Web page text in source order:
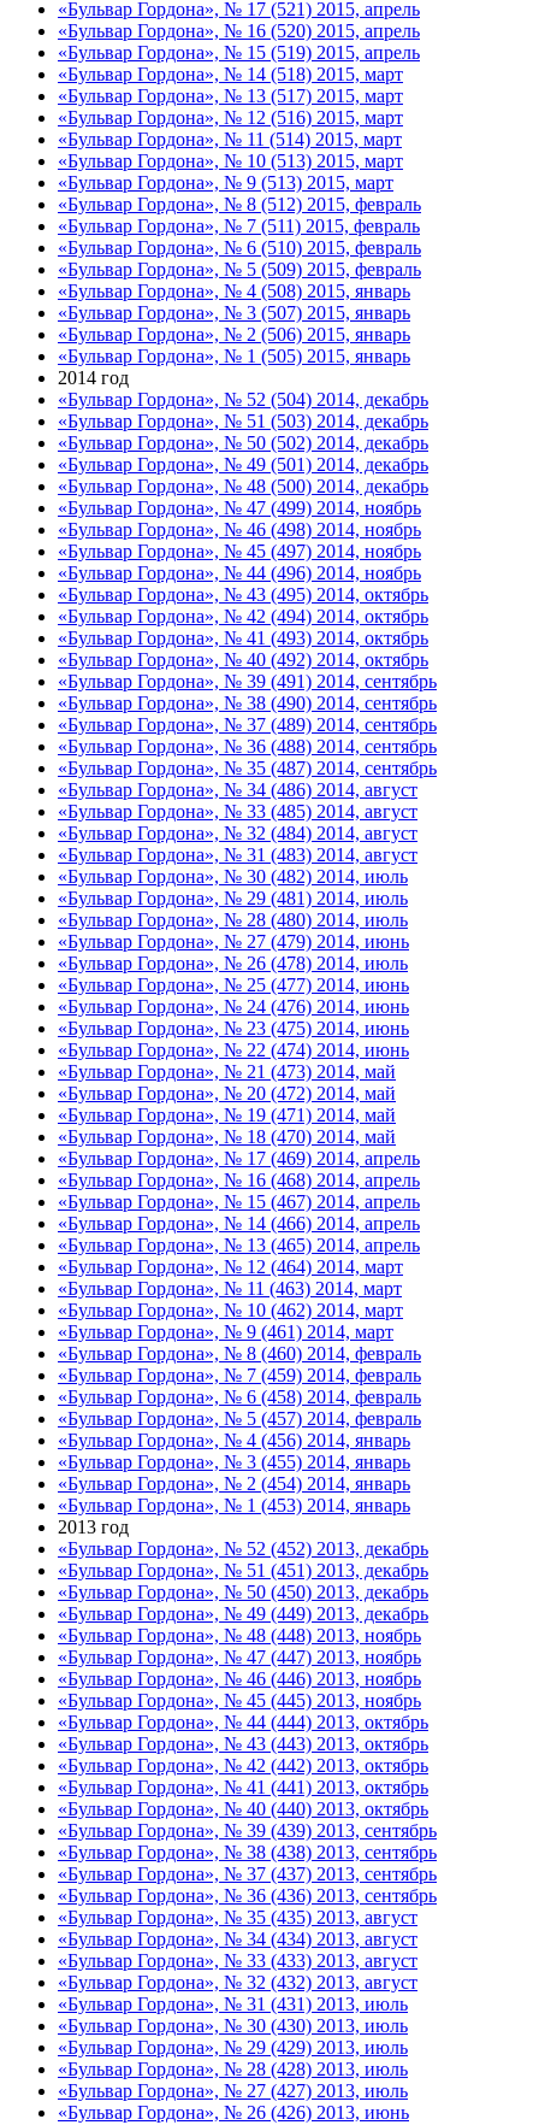
«Бульвар Гордона», № 17 (521) 2015, апрель
«Бульвар Гордона», № 16 (520) 2015, апрель
«Бульвар Гордона», № 15 (519) 2015, апрель
«Бульвар Гордона», № 14 (518) 2015, март
«Бульвар Гордона», № 13 (517) 2015, март
«Бульвар Гордона», № 12 (516) 2015, март
«Бульвар Гордона», № 11 (514) 2015, март
«Бульвар Гордона», № 10 (513) 2015, март
«Бульвар Гордона», № 9 (513) 2015, март
«Бульвар Гордона», № 8 (512) 2015, февраль
«Бульвар Гордона», № 7 (511) 2015, февраль
«Бульвар Гордона», № 6 (510) 2015, февраль
«Бульвар Гордона», № 5 (509) 2015, февраль
«Бульвар Гордона», № 4 (508) 2015, январь
«Бульвар Гордона», № 3 (507) 2015, январь
«Бульвар Гордона», № 2 (506) 2015, январь
«Бульвар Гордона», № 1 (505) 2015, январь
2014 год
«Бульвар Гордона», № 52 (504) 2014, декабрь
«Бульвар Гордона», № 51 (503) 2014, декабрь
«Бульвар Гордона», № 50 (502) 2014, декабрь
«Бульвар Гордона», № 49 (501) 2014, декабрь
«Бульвар Гордона», № 48 (500) 2014, декабрь
«Бульвар Гордона», № 47 (499) 2014, ноябрь
«Бульвар Гордона», № 46 (498) 2014, ноябрь
«Бульвар Гордона», № 45 (497) 2014, ноябрь
«Бульвар Гордона», № 44 (496) 2014, ноябрь
«Бульвар Гордона», № 43 (495) 2014, октябрь
«Бульвар Гордона», № 42 (494) 2014, октябрь
«Бульвар Гордона», № 41 (493) 2014, октябрь
«Бульвар Гордона», № 40 (492) 2014, октябрь
«Бульвар Гордона», № 39 (491) 2014, сентябрь
«Бульвар Гордона», № 38 (490) 2014, сентябрь
«Бульвар Гордона», № 37 (489) 2014, сентябрь
«Бульвар Гордона», № 36 (488) 2014, сентябрь
«Бульвар Гордона», № 35 (487) 2014, сентябрь
«Бульвар Гордона», № 34 (486) 2014, август
«Бульвар Гордона», № 33 (485) 2014, август
«Бульвар Гордона», № 32 (484) 2014, август
«Бульвар Гордона», № 31 (483) 2014, август
«Бульвар Гордона», № 30 (482) 2014, июль
«Бульвар Гордона», № 29 (481) 2014, июль
«Бульвар Гордона», № 28 (480) 2014, июль
«Бульвар Гордона», № 27 (479) 2014, июнь
«Бульвар Гордона», № 26 (478) 2014, июль
«Бульвар Гордона», № 25 (477) 2014, июнь
«Бульвар Гордона», № 24 (476) 2014, июнь
«Бульвар Гордона», № 23 (475) 2014, июнь
«Бульвар Гордона», № 22 (474) 2014, июнь
«Бульвар Гордона», № 21 (473) 2014, май
«Бульвар Гордона», № 20 (472) 2014, май
«Бульвар Гордона», № 19 (471) 2014, май
«Бульвар Гордона», № 18 (470) 2014, май
«Бульвар Гордона», № 17 (469) 2014, апрель
«Бульвар Гордона», № 16 (468) 2014, апрель
«Бульвар Гордона», № 15 (467) 2014, апрель
«Бульвар Гордона», № 14 (466) 2014, апрель
«Бульвар Гордона», № 13 (465) 2014, апрель
«Бульвар Гордона», № 12 (464) 2014, март
«Бульвар Гордона», № 11 (463) 2014, март
«Бульвар Гордона», № 10 (462) 2014, март
«Бульвар Гордона», № 9 (461) 2014, март
«Бульвар Гордона», № 8 (460) 2014, февраль
«Бульвар Гордона», № 7 (459) 2014, февраль
«Бульвар Гордона», № 6 (458) 2014, февраль
«Бульвар Гордона», № 5 (457) 2014, февраль
«Бульвар Гордона», № 4 (456) 2014, январь
«Бульвар Гордона», № 3 (455) 2014, январь
«Бульвар Гордона», № 2 (454) 2014, январь
«Бульвар Гордона», № 1 (453) 2014, январь
2013 год
«Бульвар Гордона», № 52 (452) 2013, декабрь
«Бульвар Гордона», № 51 (451) 2013, декабрь
«Бульвар Гордона», № 50 (450) 2013, декабрь
«Бульвар Гордона», № 49 (449) 2013, декабрь
«Бульвар Гордона», № 48 (448) 2013, ноябрь
«Бульвар Гордона», № 47 (447) 2013, ноябрь
«Бульвар Гордона», № 46 (446) 2013, ноябрь
«Бульвар Гордона», № 45 (445) 2013, ноябрь
«Бульвар Гордона», № 44 (444) 2013, октябрь
«Бульвар Гордона», № 43 (443) 2013, октябрь
«Бульвар Гордона», № 42 (442) 2013, октябрь
«Бульвар Гордона», № 41 (441) 2013, октябрь
«Бульвар Гордона», № 40 (440) 2013, октябрь
«Бульвар Гордона», № 39 (439) 2013, сентябрь
«Бульвар Гордона», № 38 (438) 2013, сентябрь
«Бульвар Гордона», № 37 (437) 2013, сентябрь
«Бульвар Гордона», № 36 (436) 2013, сентябрь
«Бульвар Гордона», № 35 (435) 2013, август
«Бульвар Гордона», № 34 (434) 2013, август
«Бульвар Гордона», № 33 (433) 2013, август
«Бульвар Гордона», № 32 (432) 2013, август
«Бульвар Гордона», № 31 (431) 2013, июль
«Бульвар Гордона», № 30 (430) 2013, июль
«Бульвар Гордона», № 29 (429) 2013, июль
«Бульвар Гордона», № 28 (428) 2013, июль
«Бульвар Гордона», № 27 (427) 2013, июль
«Бульвар Гордона», № 26 (426) 2013, июнь